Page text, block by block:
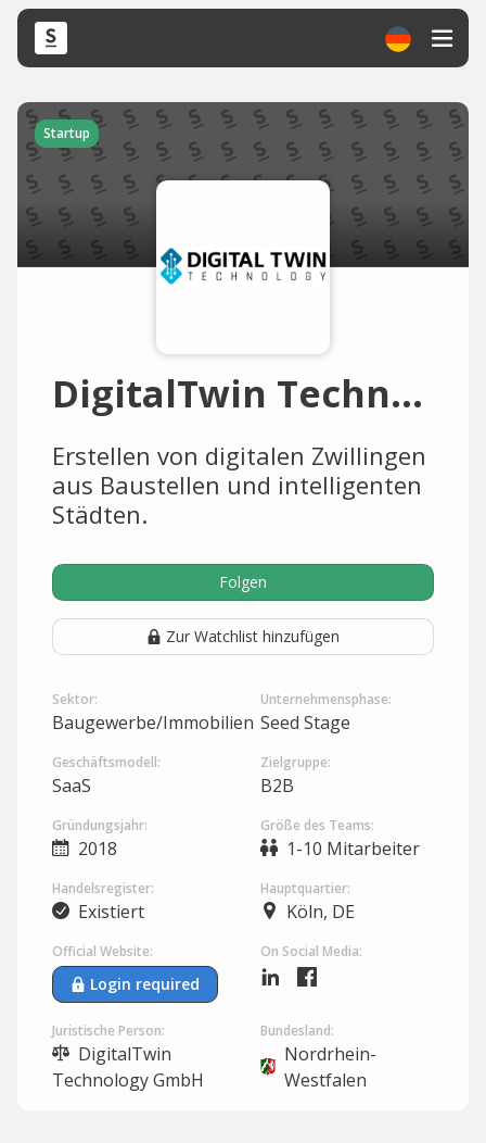
Startup
DigitalTwin Technology
Erstellen von digitalen Zwillingen
aus Baustellen und intelligenten
Städten.
Folgen
Zur Watchlist hinzufügen
Sektor:
Baugewerbe/Immobilien
Unternehmensphase:
Seed Stage
Geschäftsmodell:
SaaS
Zielgruppe:
B2B
Gründungsjahr:
2018
Größe des Teams:
1-10 Mitarbeiter
Handelsregister:
Existiert
Hauptquartier:
Köln, DE
Official Website:
Login required
On Social Media:
Juristische Person:
DigitalTwin
Technology GmbH
Bundesland:
Nordrhein-
Westfalen